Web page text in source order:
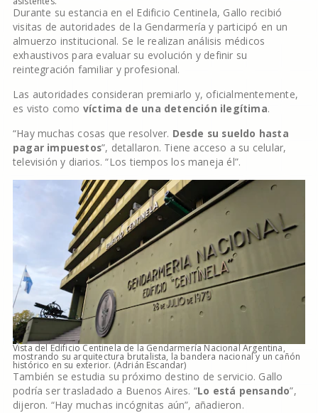
Durante su estancia en el Edificio Centinela, Gallo recibió
visitas de autoridades de la Gendarmería y participó en un
almuerzo institucional. Se le realizan análisis médicos
exhaustivos para evaluar su evolución y definir su
reintegración familiar y profesional.
Las autoridades consideran premiarlo y, oficialmentemente,
es visto como víctima de una detención ilegítima.
“Hay muchas cosas que resolver. Desde su sueldo hasta
pagar impuestos”, detallaron. Tiene acceso a su celular,
televisión y diarios. “Los tiempos los maneja él”.
Vista del Edificio Centinela de la Gendarmería Nacional Argentina,
mostrando su arquitectura brutalista, la bandera nacional y un cañón
histórico en su exterior. (Adrián Escandar)
También se estudia su próximo destino de servicio. Gallo
podría ser trasladado a Buenos Aires. “Lo está pensando”,
dijeron. “Hay muchas incógnitas aún”, añadieron.